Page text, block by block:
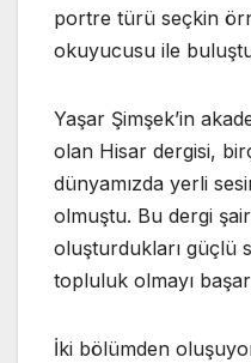
portre türü seçkin
okuyucusu ile
Yaşar Şimşek’in
olan Hisar dergisi,
dünyamızda yerli
olmuştu. Bu dergi
oluşturdukları güçlü
topluluk olmayı
İki bölümden